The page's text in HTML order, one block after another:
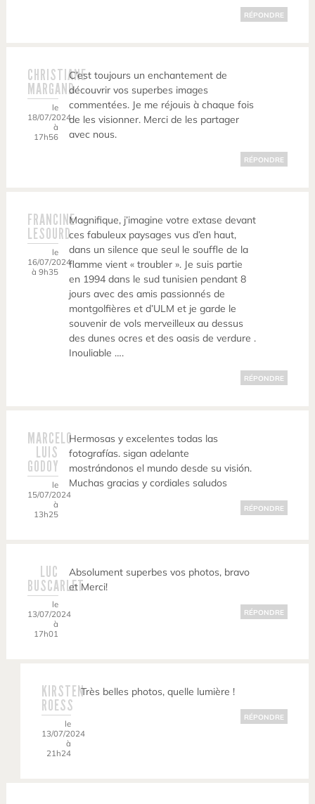
RÉPONDRE
CHRISTIANE
MARGAND
le
18/07/2024
à
17h56
C’est toujours un enchantement de
découvrir vos superbes images
commentées. Je me réjouis à chaque fois
de les visionner. Merci de les partager
avec nous.
RÉPONDRE
FRANCINE
LESOURD
le
16/07/2024
à 9h35
Magnifique, j’imagine votre extase devant
ces fabuleux paysages vus d’en haut,
dans un silence que seul le souffle de la
flamme vient « troubler ». Je suis partie
en 1994 dans le sud tunisien pendant 8
jours avec des amis passionnés de
montgolfières et d’ULM et je garde le
souvenir de vols merveilleux au dessus
des dunes ocres et des oasis de verdure .
Inouliable ….
RÉPONDRE
MARCELO
LUIS
GODOY
le
15/07/2024
à
13h25
Hermosas y excelentes todas las
fotografías. sigan adelante
mostrándonos el mundo desde su visión.
Muchas gracias y cordiales saludos
RÉPONDRE
LUC
BUSCARLET
le
13/07/2024
à
17h01
Absolument superbes vos photos, bravo
et Merci!
RÉPONDRE
KIRSTEN
ROESS
le
13/07/2024
à
21h24
Très belles photos, quelle lumière !
RÉPONDRE